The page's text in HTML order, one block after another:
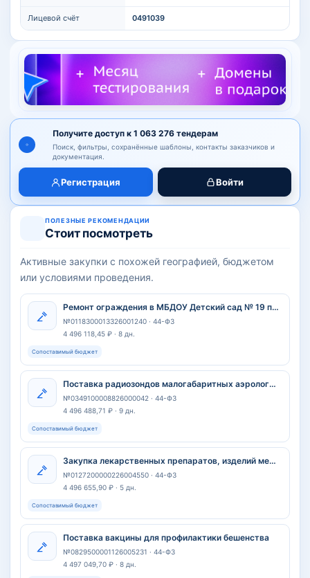
Лицевой счёт 0491039
Получите доступ к 1 063 276 тендерам
Поиск, фильтры, сохранённые шаблоны, контакты заказчиков и
документация.
Регистрация Войти
ПОЛЕЗНЫЕ РЕКОМЕНДАЦИИ
Стоит посмотреть
Активные закупки с похожей географией, бюджетом
или условиями проведения.
Ремонт ограждения в МБДОУ Детский сад № 19 по адресу: г. Новороссийск, ул. Пролетарская, д. 5
№0118300013326001240 · 44-ФЗ
4 496 118,45 ₽ · 8 дн.
Сопоставимый бюджет
Поставка радиозондов малогабаритных аэрологических
№0349100008826000042 · 44-ФЗ
4 496 488,71 ₽ · 9 дн.
Сопоставимый бюджет
Закупка лекарственных препаратов, изделий медицинского назначения, продуктов специализированного питания в целях обеспечения при амбулаторном лечении граждан в соответствии с территориальной программой государственных гарантий оказания населению Брянской области бесплатной медицинской помощи
№0127200000226004550 · 44-ФЗ
4 496 655,90 ₽ · 5 дн.
Сопоставимый бюджет
Поставка вакцины для профилактики бешенства
№0829500001126005231 · 44-ФЗ
4 497 049,70 ₽ · 8 дн.